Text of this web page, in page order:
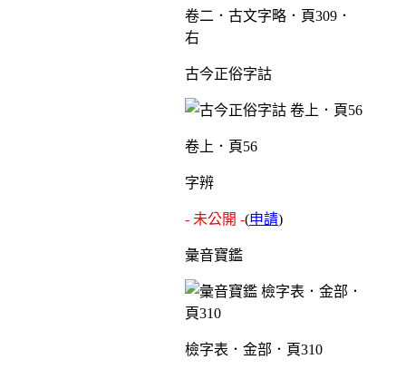
卷二．古文字略．頁309．
右
古今正俗字詁
卷上．頁56
字辨
- 未公開 -(申請)
彙音寶鑑
檢字表．金部．頁310